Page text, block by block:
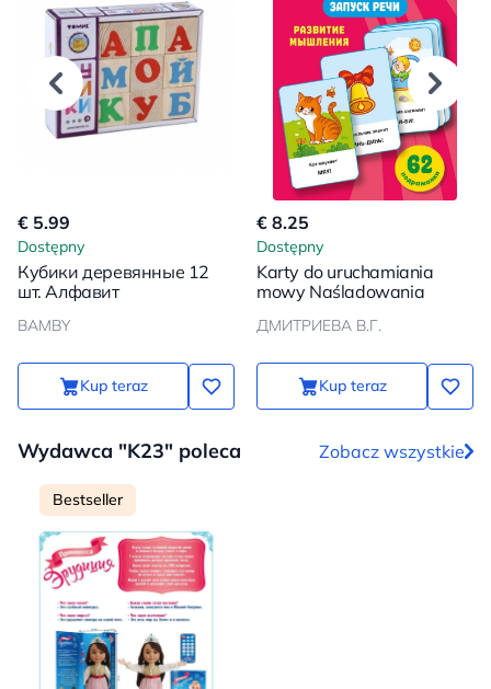
€ 5.99
Dostępny
Кубики деревянные 12
шт. Алфавит
BAMBY
Kup teraz
€ 8.25
Dostępny
Karty do uruchamiania
mowy Naśladowania
ДМИТРИЕВА В.Г.
Kup teraz
Wydawca "K23" poleca Zobacz wszystkie
Bestseller